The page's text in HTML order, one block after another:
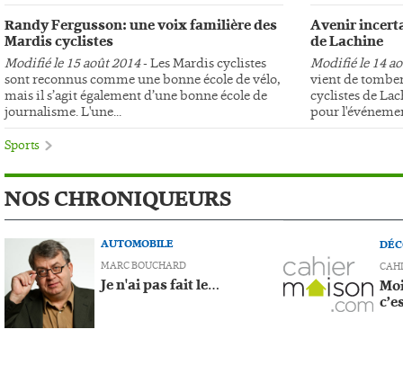
Randy Fergusson: une voix familière des
Mardis cyclistes
Modifié le 15 août 2014- Les Mardis cyclistes
sont reconnus comme une bonne école de vélo,
mais il s’agit également d’une bonne école de
journalisme. L'une...
Avenir
de Lachine
Modifié le 14
vient de
cyclistes de
pour
Sports
NOS CHRONIQUEURS
AUTOMOBILE
MARC BOUCHARD
Je n'ai pas fait le…